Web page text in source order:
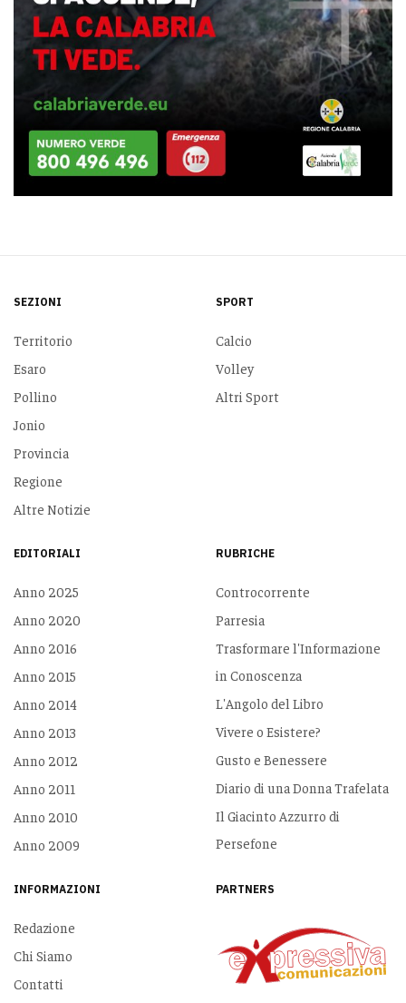
SEZIONI
Territorio
Esaro
Pollino
Jonio
Provincia
Regione
Altre Notizie
SPORT
Calcio
Volley
Altri Sport
EDITORIALI
Anno 2025
Anno 2020
Anno 2016
Anno 2015
Anno 2014
Anno 2013
Anno 2012
Anno 2011
Anno 2010
Anno 2009
RUBRICHE
Controcorrente
Parresia
Trasformare l'Informazione
in Conoscenza
L'Angolo del Libro
Vivere o Esistere?
Gusto e Benessere
Diario di una Donna Trafelata
Il Giacinto Azzurro di
Persefone
INFORMAZIONI
Redazione
Chi Siamo
Contatti
PARTNERS